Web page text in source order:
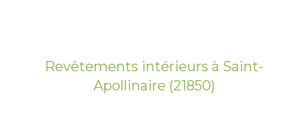
Revêtements intérieurs à Saint-
Apollinaire (21850)